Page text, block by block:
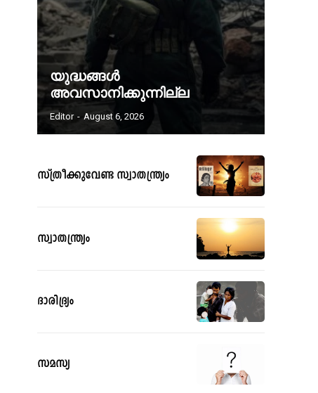
യുദ്ധങ്ങൾ
അവസാനിക്കുന്നില്ല
Editor - August 6, 2026
സ്ത്രീക്കുവേണ്ട സ്വാതന്ത്ര്യം
സ്വാതന്ത്ര്യം
ദാരിദ്ര്യം
സമസ്യ